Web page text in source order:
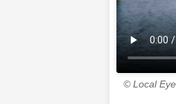
© Local